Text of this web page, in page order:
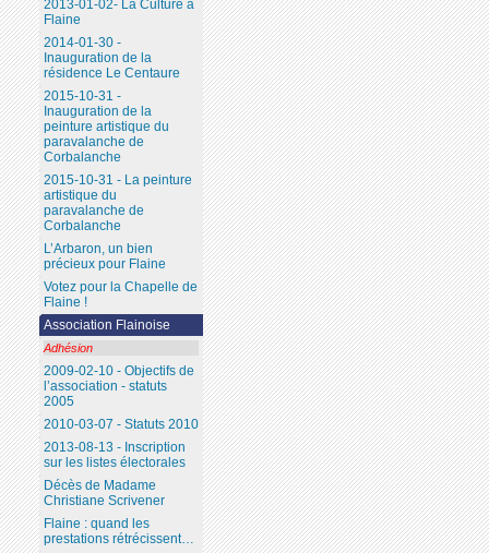
2013-01-02- La Culture à
Flaine
2014-01-30 -
Inauguration de la
résidence Le Centaure
2015-10-31 -
Inauguration de la
peinture artistique du
paravalanche de
Corbalanche
2015-10-31 - La peinture
artistique du
paravalanche de
Corbalanche
L’Arbaron, un bien
précieux pour Flaine
Votez pour la Chapelle de
Flaine !
Association Flainoise
Adhésion
2009-02-10 - Objectifs de
l’association - statuts
2005
2010-03-07 - Statuts 2010
2013-08-13 - Inscription
sur les listes électorales
Décès de Madame
Christiane Scrivener
Flaine : quand les
prestations rétrécissent…